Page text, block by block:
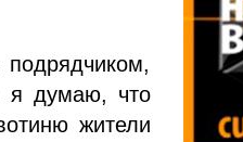
я думаю, что
жители